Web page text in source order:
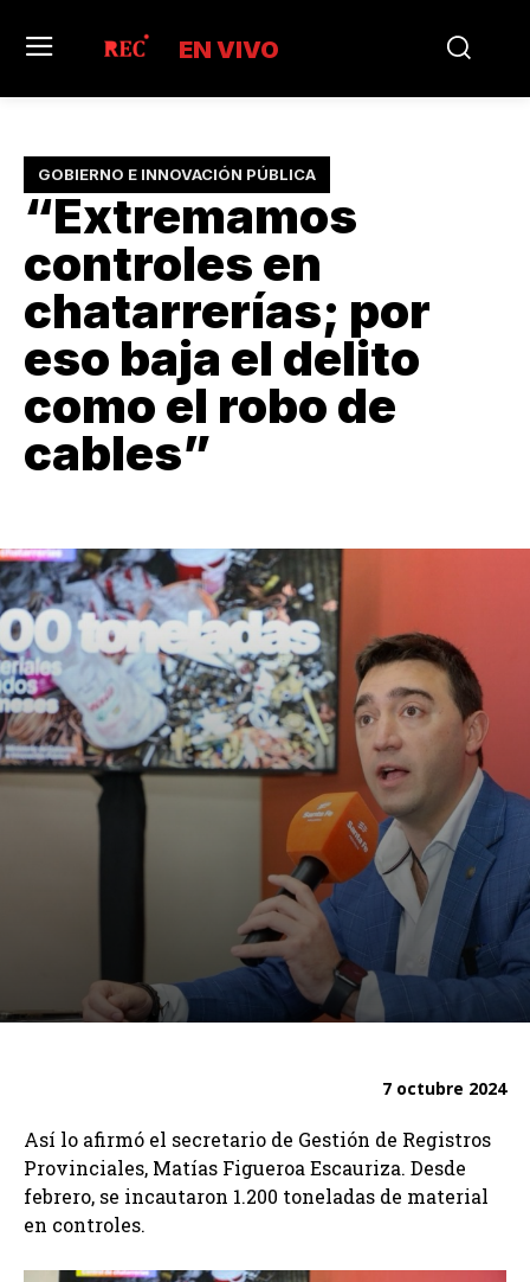
EN VIVO
GOBIERNO E INNOVACIÓN PÚBLICA
“Extremamos
controles en
chatarrerías; por
eso baja el delito
como el robo de
cables”
7 octubre 2024
Así lo afirmó el secretario de Gestión de Registros
Provinciales, Matías Figueroa Escauriza. Desde
febrero, se incautaron 1.200 toneladas de material
en controles.